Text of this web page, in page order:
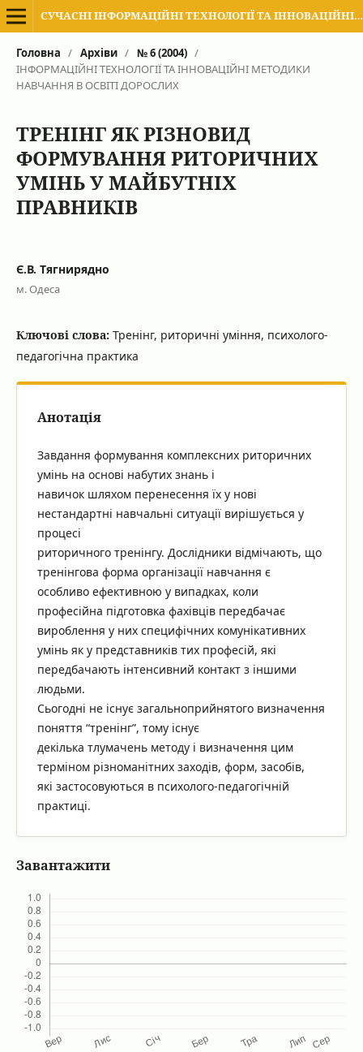
СУЧАСНІ ІНФОРМАЦІЙНІ ТЕХНОЛОГІЇ ТА ІННОВАЦІЙНІ МЕТОДИКИ НАВЧАННЯ В ПІДГОТОВЦІ ФАХІВЦІВ: МЕТОДОЛОГІЯ, ТЕОРІЯ, ДОСВІД, ПРОБЛЕМИ
Головна / Архіви / № 6 (2004) /
ІНФОРМАЦІЙНІ ТЕХНОЛОГІЇ ТА ІННОВАЦІЙНІ МЕТОДИКИ
НАВЧАННЯ В ОСВІТІ ДОРОСЛИХ
ТРЕНІНГ ЯК РІЗНОВИД
ФОРМУВАННЯ РИТОРИЧНИХ
УМІНЬ У МАЙБУТНІХ
ПРАВНИКІВ
Є.В. Тягнирядно
м. Одеса
Ключові слова: Тренінг, риторичні уміння, психолого-
педагогічна практика
Анотація
Завдання формування комплексних риторичних
умінь на основі набутих знань і
навичок шляхом перенесення їх у нові
нестандартні навчальні ситуації вирішується у
процесі
риторичного тренінгу. Дослідники відмічають, що
тренінгова форма організації навчання є
особливо ефективною у випадках, коли
професійна підготовка фахівців передбачає
вироблення у них специфічних комунікативних
умінь як у представників тих професій, які
передбачають інтенсивний контакт з іншими
людьми.
Сьогодні не існує загальноприйнятого визначення
поняття “тренінг”, тому існує
декілька тлумачень методу і визначення цим
терміном різноманітних заходів, форм, засобів,
які застосовуються в психолого-педагогічній
практиці.
Завантажити